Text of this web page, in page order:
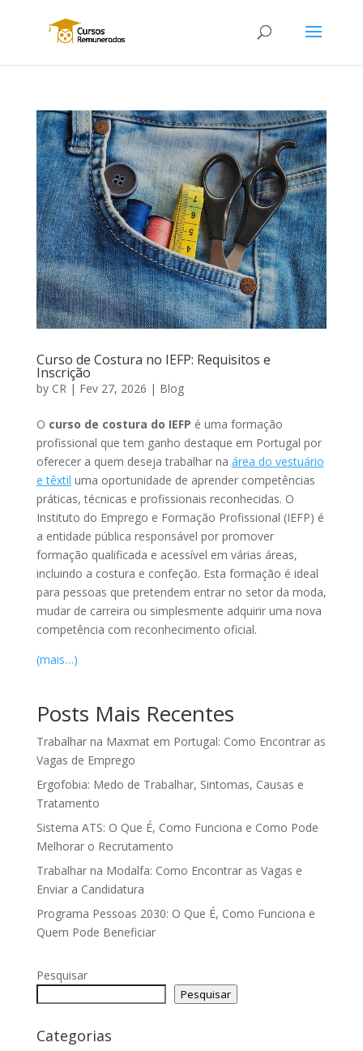
Curso de Costura no IEFP: Requisitos e
Inscrição
by CR | Fev 27, 2026 | Blog
O curso de costura do IEFP é uma formação
profissional que tem ganho destaque em Portugal por
oferecer a quem deseja trabalhar na área do vestuário
e têxtil uma oportunidade de aprender competências
práticas, técnicas e profissionais reconhecidas. O
Instituto do Emprego e Formação Profissional (IEFP) é
a entidade pública responsável por promover
formação qualificada e acessível em várias áreas,
incluindo a costura e confeção. Esta formação é ideal
para pessoas que pretendem entrar no setor da moda,
mudar de carreira ou simplesmente adquirir uma nova
competência com reconhecimento oficial.
(mais…)
Posts Mais Recentes
Trabalhar na Maxmat em Portugal: Como Encontrar as
Vagas de Emprego
Ergofobia: Medo de Trabalhar, Sintomas, Causas e
Tratamento
Sistema ATS: O Que É, Como Funciona e Como Pode
Melhorar o Recrutamento
Trabalhar na Modalfa: Como Encontrar as Vagas e
Enviar a Candidatura
Programa Pessoas 2030: O Que É, Como Funciona e
Quem Pode Beneficiar
Pesquisar
Pesquisar
Categorias